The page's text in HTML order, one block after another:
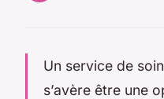
Un service de
s’avère être une